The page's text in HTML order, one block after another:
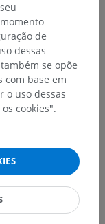
estrutura
tradução ou
de
dessas
se opõe
com base em
o uso dessas
cookies".